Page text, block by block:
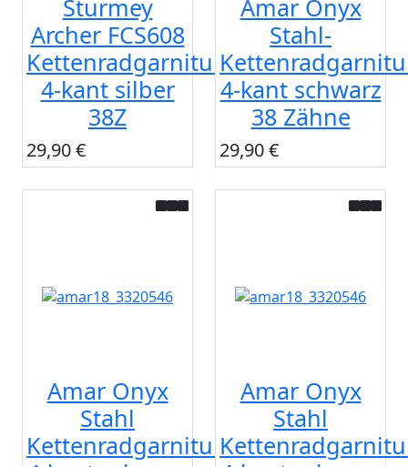
Sturmey
Archer FCS608
Kettenradgarnitur
4-kant silber
38Z
29,90 €
Amar Onyx
Stahl-
4-kant schwarz
38 Zähne
29,90 €
Amar Onyx
Stahl
Kettenradgarnitur
Amar Onyx
Stahl